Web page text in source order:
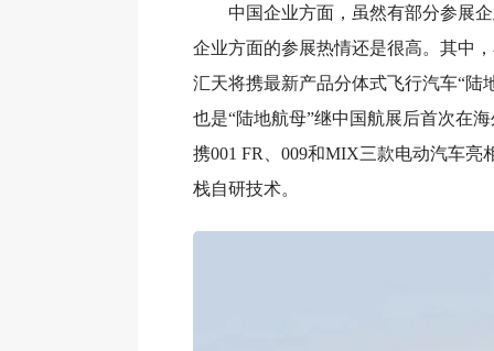
中国企业方面，虽然有部分参展
企业方面的参展热情还是很高。其中
汇天将携最新产品分体式飞行汽车“陆
也是“陆地航母”继中国航展后首次在
携001 FR、009和MIX三款电动汽车亮
栈自研技术。